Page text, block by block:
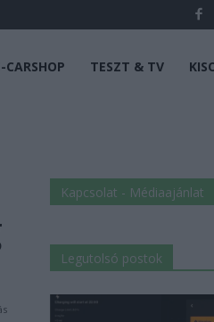
CARSHOP TESZT & TV
Kapcsolat - Médiaajánlat
Legutolsó postok